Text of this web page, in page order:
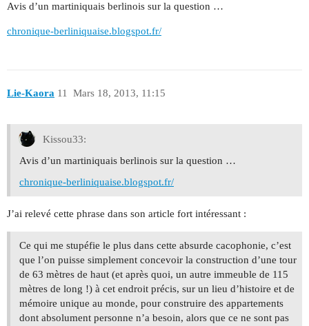
Avis d’un martiniquais berlinois sur la question …
chronique-berliniquaise.blogspot.fr/
Lie-Kaora Mars 18, 2013, 11:15
11
Kissou33:
Avis d’un martiniquais berlinois sur la question …
chronique-berliniquaise.blogspot.fr/
J’ai relevé cette phrase dans son article fort intéressant :
Ce qui me stupéfie le plus dans cette absurde cacophonie, c’est
que l’on puisse simplement concevoir la construction d’une tour
de 63 mètres de haut (et après quoi, un autre immeuble de 115
mètres de long !) à cet endroit précis, sur un lieu d’histoire et de
mémoire unique au monde, pour construire des appartements
dont absolument personne n’a besoin, alors que ce ne sont pas